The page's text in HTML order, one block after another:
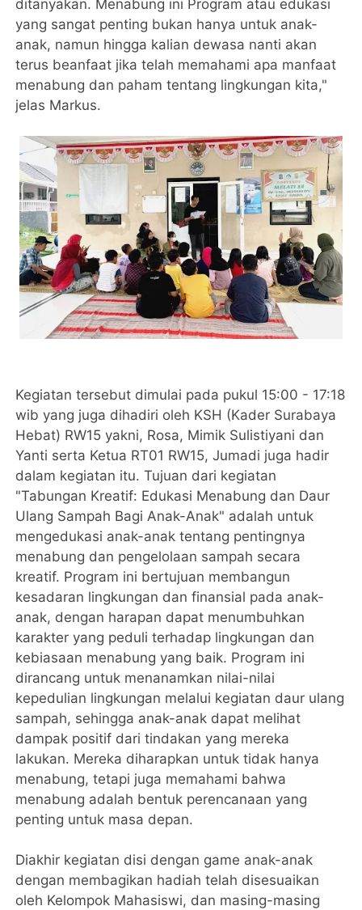
ditanyakan. Menabung ini Program atau edukasi
yang sangat penting bukan hanya untuk anak-
anak, namun hingga kalian dewasa nanti akan
terus beanfaat jika telah memahami apa manfaat
menabung dan paham tentang lingkungan kita,"
jelas Markus.
Kegiatan tersebut dimulai pada pukul 15:00 - 17:18
wib yang juga dihadiri oleh KSH (Kader Surabaya
Hebat) RW15 yakni, Rosa, Mimik Sulistiyani dan
Yanti serta Ketua RT01 RW15, Jumadi juga hadir
dalam kegiatan itu. Tujuan dari kegiatan
"Tabungan Kreatif: Edukasi Menabung dan Daur
Ulang Sampah Bagi Anak-Anak" adalah untuk
mengedukasi anak-anak tentang pentingnya
menabung dan pengelolaan sampah secara
kreatif. Program ini bertujuan membangun
kesadaran lingkungan dan finansial pada anak-
anak, dengan harapan dapat menumbuhkan
karakter yang peduli terhadap lingkungan dan
kebiasaan menabung yang baik. Program ini
dirancang untuk menanamkan nilai-nilai
kepedulian lingkungan melalui kegiatan daur ulang
sampah, sehingga anak-anak dapat melihat
dampak positif dari tindakan yang mereka
lakukan. Mereka diharapkan untuk tidak hanya
menabung, tetapi juga memahami bahwa
menabung adalah bentuk perencanaan yang
penting untuk masa depan.
Diakhir kegiatan disi dengan game anak-anak
dengan membagikan hadiah telah disesuaikan
oleh Kelompok Mahasiswi, dan masing-masing